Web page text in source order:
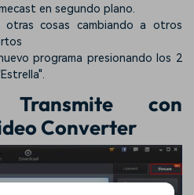
en segundo plano.
otras cosas cambiando a otros
programa presionando los 2
con
Converter